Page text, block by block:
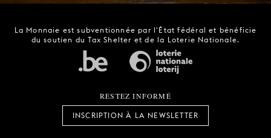
La Monnaie est subventionnée par l'État fédéral et bénéficie
du soutien du Tax Shelter et de la Loterie Nationale.
RESTEZ INFORMÉ
INSCRIPTION À LA NEWSLETTER